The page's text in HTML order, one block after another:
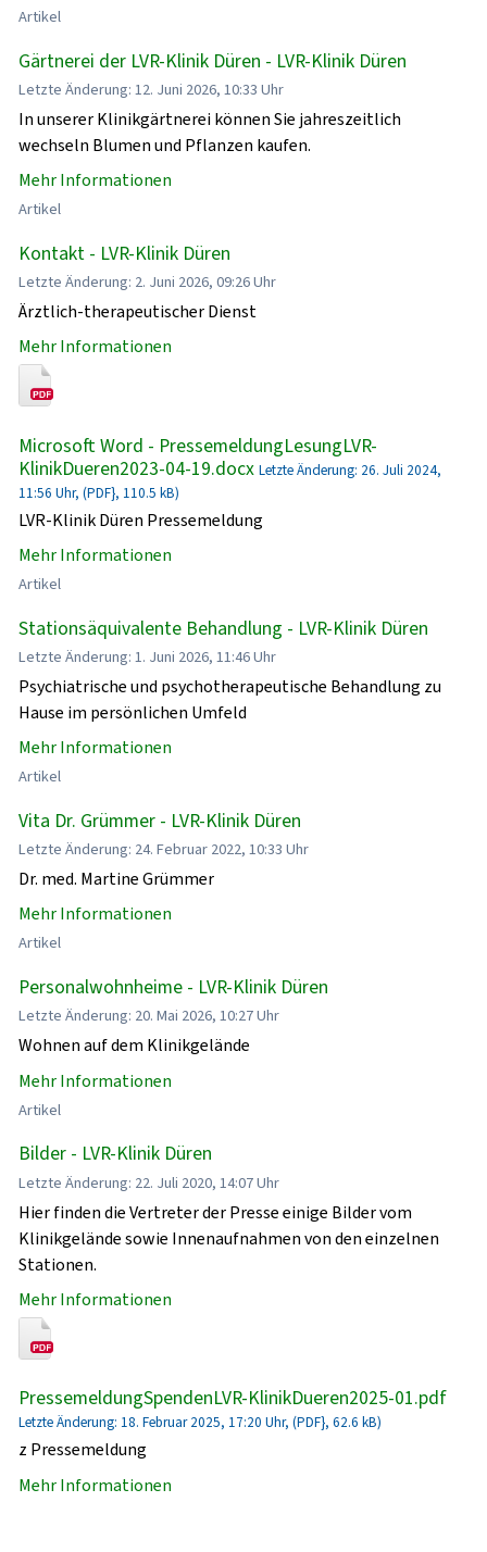
Artikel
Gärtnerei der LVR-Klinik Düren - LVR-Klinik Düren
Letzte Änderung: 12. Juni 2026, 10:33 Uhr
In unserer Klinikgärtnerei können Sie jahreszeitlich
wechseln Blumen und Pflanzen kaufen.
Mehr Informationen
Artikel
Kontakt - LVR-Klinik Düren
Letzte Änderung: 2. Juni 2026, 09:26 Uhr
Ärztlich-therapeutischer Dienst
Mehr Informationen
Microsoft Word - PressemeldungLesungLVR-
KlinikDueren2023-04-19.docx Letzte Änderung: 26. Juli 2024,
11:56 Uhr, (PDF}, 110.5 kB)
LVR-Klinik Düren Pressemeldung
Mehr Informationen
Artikel
Stationsäquivalente Behandlung - LVR-Klinik Düren
Letzte Änderung: 1. Juni 2026, 11:46 Uhr
Psychiatrische und psychotherapeutische Behandlung zu
Hause im persönlichen Umfeld
Mehr Informationen
Artikel
Vita Dr. Grümmer - LVR-Klinik Düren
Letzte Änderung: 24. Februar 2022, 10:33 Uhr
Dr. med. Martine Grümmer
Mehr Informationen
Artikel
Personalwohnheime - LVR-Klinik Düren
Letzte Änderung: 20. Mai 2026, 10:27 Uhr
Wohnen auf dem Klinikgelände
Mehr Informationen
Artikel
Bilder - LVR-Klinik Düren
Letzte Änderung: 22. Juli 2020, 14:07 Uhr
Hier finden die Vertreter der Presse einige Bilder vom
Klinikgelände sowie Innenaufnahmen von den einzelnen
Stationen.
Mehr Informationen
PressemeldungSpendenLVR-KlinikDueren2025-01.pdf
Letzte Änderung: 18. Februar 2025, 17:20 Uhr, (PDF}, 62.6 kB)
z Pressemeldung
Mehr Informationen